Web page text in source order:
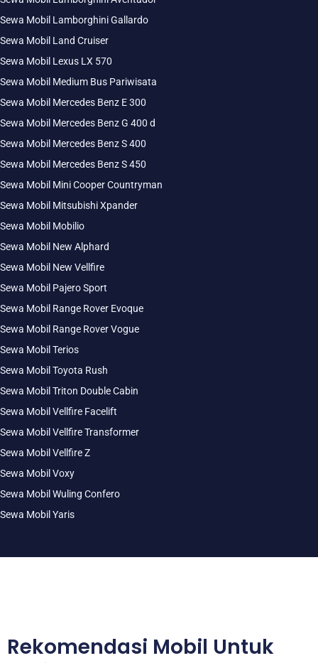
Sewa Mobil Lamborghini Gallardo
Sewa Mobil Land Cruiser
Sewa Mobil Lexus LX 570
Sewa Mobil Medium Bus Pariwisata
Sewa Mobil Mercedes Benz E 300
Sewa Mobil Mercedes Benz G 400 d
Sewa Mobil Mercedes Benz S 400
Sewa Mobil Mercedes Benz S 450
Sewa Mobil Mini Cooper Countryman
Sewa Mobil Mitsubishi Xpander
Sewa Mobil Mobilio
Sewa Mobil New Alphard
Sewa Mobil New Vellfire
Sewa Mobil Pajero Sport
Sewa Mobil Range Rover Evoque
Sewa Mobil Range Rover Vogue
Sewa Mobil Terios
Sewa Mobil Toyota Rush
Sewa Mobil Triton Double Cabin
Sewa Mobil Vellfire Facelift
Sewa Mobil Vellfire Transformer
Sewa Mobil Vellfire Z
Sewa Mobil Voxy
Sewa Mobil Wuling Confero
Sewa Mobil Yaris
Rekomendasi Mobil Untuk